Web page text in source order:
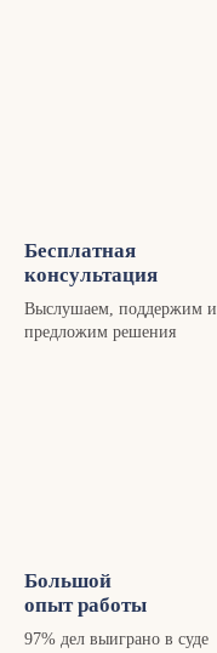
Бесплатная
консультация
Выслушаем, поддержим и
предложим решения
Большой
опыт работы
97% дел выиграно в суде